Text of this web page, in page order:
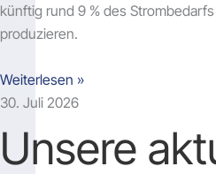
künftig rund 9 % des
produzieren.
Weiterlesen »
30. Juli 2026
Unsere